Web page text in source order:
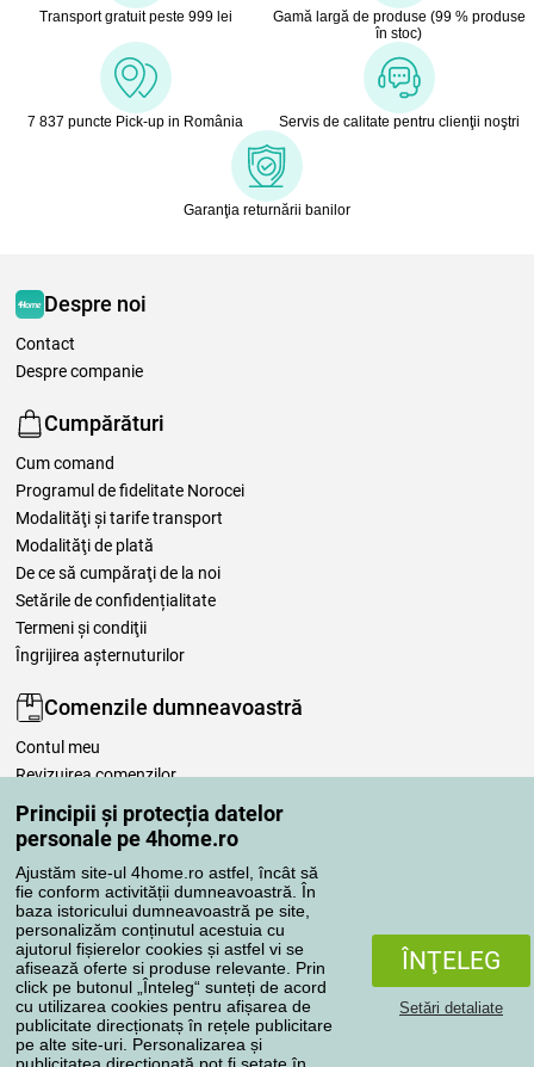
Principii și protecția datelor
personale pe 4home.ro
Ajustăm site-ul 4home.ro astfel, încât să
fie conform activității dumneavoastră. În
baza istoricului dumneavoastră pe site,
personalizăm conținutul acestuia cu
ajutorul fișierelor cookies și astfel vi se
afisează oferte si produse relevante. Prin
click pe butonul „Înteleg“ sunteți de acord
cu utilizarea cookies pentru afișarea de
publicitate direcționatș în rețele publicitare
pe alte site-uri. Personalizarea și
ÎNŢELEG
Setări detaliate
Transport gratuit peste 999 lei
Gamă largă de produse (99 % produse
în stoc)
7 837 puncte Pick-up in România Servis de calitate pentru clienţii noştri
Garanţia returnării banilor
Despre noi
Contact
Despre companie
Cumpărături
Cum comand
Programul de fidelitate Norocei
Modalităţi şi tarife transport
Modalităţi de plată
De ce să cumpăraţi de la noi
Setările de confidențialitate
Termeni şi condiţii
Îngrijirea așternuturilor
Comenzile dumneavoastră
Contul meu
Revizuirea comenzilor
Reclamaţii
Retragere de la contract
Regulile de procesare a recenziilor
Metode de transport
Metode de plată